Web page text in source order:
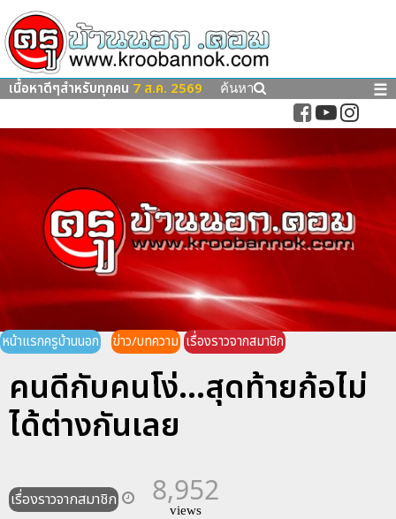
เนื้อหาดีๆสำหรับทุกคน 7 ส.ค. 2569 ค้นหา ☰
หน้าแรกครูบ้านนอก ข่าว/บทความ เรื่องราวจากสมาชิก
คนดีกับคนโง่...สุดท้ายก้อไม่
ได้ต่างกันเลย
เรื่องราวจากสมาชิก 8,952
views